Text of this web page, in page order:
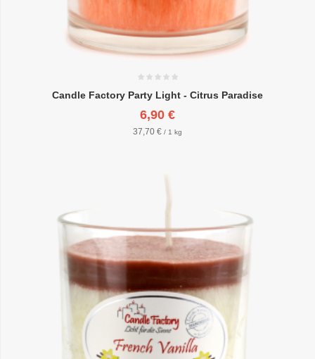
Candle Factory Party Light - Citrus Paradise
6,90 €
37,70 € / 1 kg